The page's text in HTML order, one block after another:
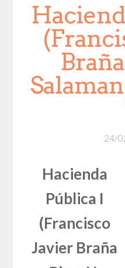
24/
Hacienda
Pública I
(Francisco
Javier Braña